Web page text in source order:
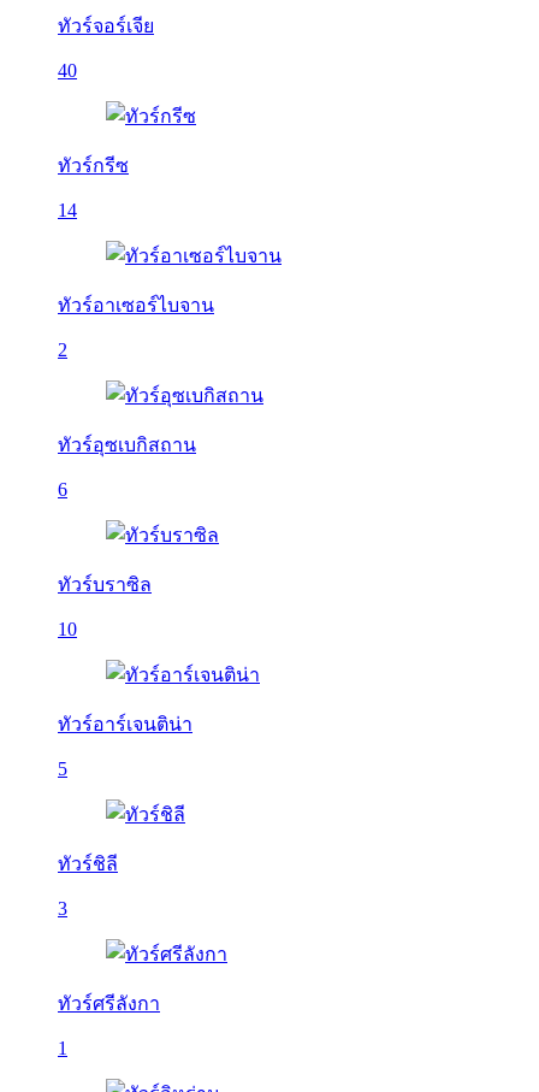
ทัวร์จอร์เจีย
40
ทัวร์กรีซ
14
ทัวร์อาเซอร์ไบจาน
2
ทัวร์อุซเบกิสถาน
6
ทัวร์บราซิล
10
ทัวร์อาร์เจนติน่า
5
ทัวร์ชิลี
3
ทัวร์ศรีลังกา
1